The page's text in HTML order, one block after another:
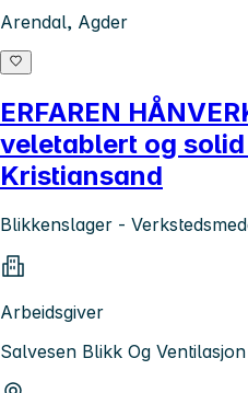
Arendal, Agder
ERFAREN
veletablert og
Kristiansand
Blikkenslager -
Arbeidsgiver
Salvesen Blikk Og